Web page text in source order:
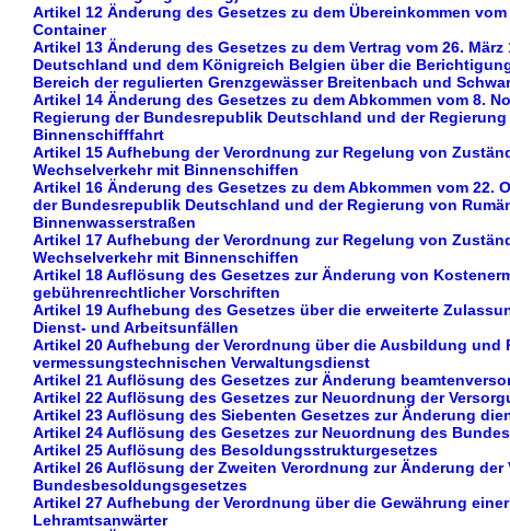
Artikel 12 Änderung des Gesetzes zu dem Übereinkommen
Container
Artikel 13 Änderung des Gesetzes zu dem Vertrag vom 26.
Deutschland und dem Königreich Belgien über die
Bereich der regulierten Grenzgewässer Breitenbach und
Artikel 14 Änderung des Gesetzes zu dem Abkommen vom 8.
Regierung der Bundesrepublik Deutschland und der
Binnenschifffahrt
Artikel 15 Aufhebung der Verordnung zur Regelung von
Wechselverkehr mit Binnenschiffen
Artikel 16 Änderung des Gesetzes zu dem Abkommen vom 22.
der Bundesrepublik Deutschland und der Regierung von
Binnenwasserstraßen
Artikel 17 Aufhebung der Verordnung zur Regelung von
Wechselverkehr mit Binnenschiffen
Artikel 18 Auflösung des Gesetzes zur Änderung von
gebührenrechtlicher Vorschriften
Artikel 19 Aufhebung des Gesetzes über die erweiterte
Dienst- und Arbeitsunfällen
Artikel 20 Aufhebung der Verordnung über die Ausbildung und
vermessungstechnischen Verwaltungsdienst
Artikel 21 Auflösung des Gesetzes zur Änderung
Artikel 22 Auflösung des Gesetzes zur Neuordnung der
Artikel 23 Auflösung des Siebenten Gesetzes zur Änderung
Artikel 24 Auflösung des Gesetzes zur Neuordnung des
Artikel 25 Auflösung des Besoldungsstrukturgesetzes
Artikel 26 Auflösung der Zweiten Verordnung zur Änderung der
Bundesbesoldungsgesetzes
Artikel 27 Aufhebung der Verordnung über die Gewährung
Lehramtsanwärter